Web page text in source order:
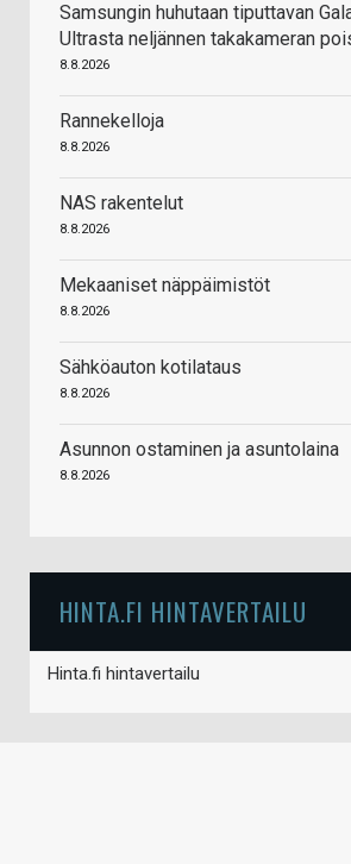
Samsungin huhutaan tiputtavan
Ultrasta neljännen takakameran
8.8.2026
Rannekelloja
8.8.2026
NAS rakentelut
8.8.2026
Mekaaniset näppäimistöt
8.8.2026
Sähköauton kotilataus
8.8.2026
Asunnon ostaminen ja asuntolaina
8.8.2026
HINTA.FI HINTAVERTAILU
Hinta.fi hintavertailu